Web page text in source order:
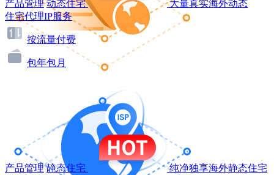
产品管理 动态住宅
大量真实海外动态
住宅代理IP服务
按流量付费
包年包月
产品管理 静态住宅
纯净独享海外静态住宅